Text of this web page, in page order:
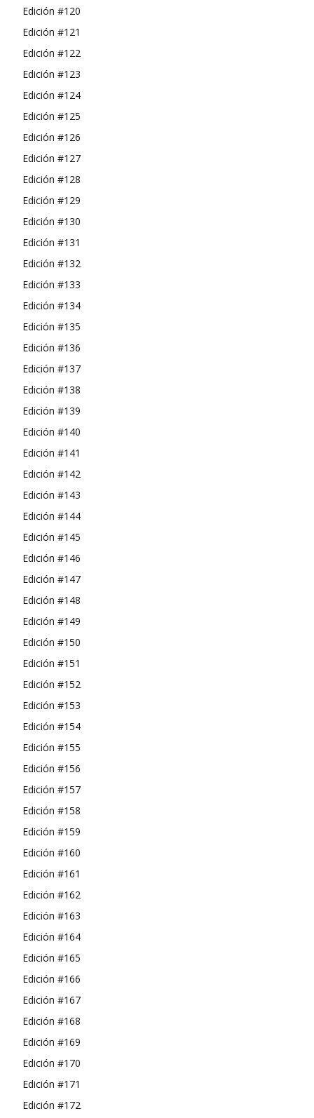
Edición #120
Edición #121
Edición #122
Edición #123
Edición #124
Edición #125
Edición #126
Edición #127
Edición #128
Edición #129
Edición #130
Edición #131
Edición #132
Edición #133
Edición #134
Edición #135
Edición #136
Edición #137
Edición #138
Edición #139
Edición #140
Edición #141
Edición #142
Edición #143
Edición #144
Edición #145
Edición #146
Edición #147
Edición #148
Edición #149
Edición #150
Edición #151
Edición #152
Edición #153
Edición #154
Edición #155
Edición #156
Edición #157
Edición #158
Edición #159
Edición #160
Edición #161
Edición #162
Edición #163
Edición #164
Edición #165
Edición #166
Edición #167
Edición #168
Edición #169
Edición #170
Edición #171
Edición #172